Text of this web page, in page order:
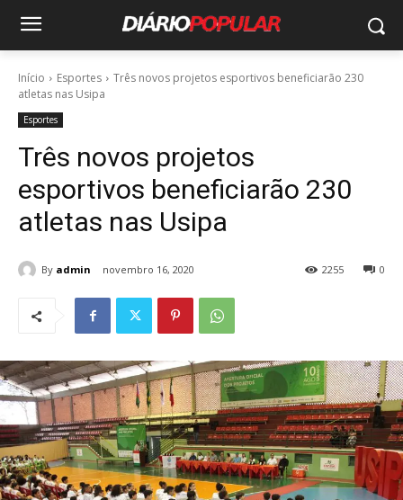
Início Esportes
Três novos projetos esportivos beneficiarão 230
atletas nas Usipa
Esportes
Três novos projetos
esportivos beneficiarão 230
atletas nas Usipa
By admin novembro 16, 2020 0
2255